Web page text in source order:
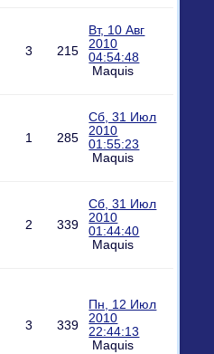
3 215
Вт, 10 Авг
2010
04:54:48
Maquis
1 285
Сб, 31 Июл
2010
01:55:23
Maquis
2 339
Сб, 31 Июл
2010
01:44:40
Maquis
3 339
Пн, 12 Июл
2010
22:44:13
Maquis